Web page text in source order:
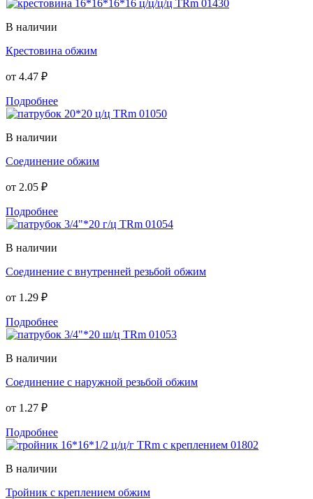
В наличии
Крестовина обжим
от 4.47 ₽
Подробнее
В наличии
Соединение обжим
от 2.05 ₽
Подробнее
В наличии
Соединение с внутренней резьбой обжим
от 1.29 ₽
Подробнее
В наличии
Соединение с наружной резьбой обжим
от 1.27 ₽
Подробнее
В наличии
Тройник с креплением обжим